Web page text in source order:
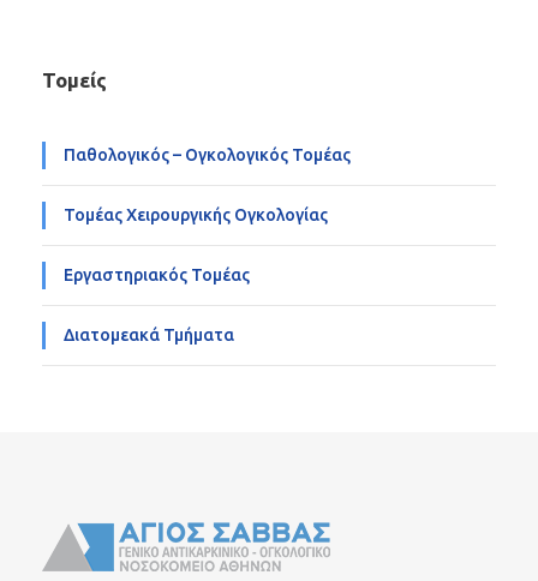
Τομείς
Παθολογικός – Ογκολογικός Τομέας
Τομέας Χειρουργικής Ογκολογίας
Εργαστηριακός Τομέας
Διατομεακά Τμήματα